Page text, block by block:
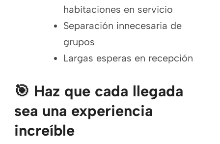
habitaciones en servicio
Separación innecesaria de
grupos
Largas esperas en recepción
🎯 Haz que cada llegada
sea una experiencia
increíble